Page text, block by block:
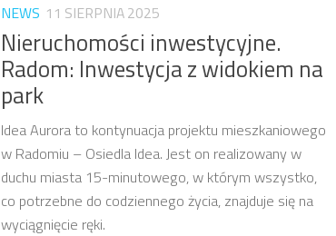
NEWS 11 SIERPNIA 2025
Nieruchomości inwestycyjne.
Radom: Inwestycja z widokiem na
park
Idea Aurora to kontynuacja projektu mieszkaniowego
w Radomiu – Osiedla Idea. Jest on realizowany w
duchu miasta 15-minutowego, w którym wszystko,
co potrzebne do codziennego życia, znajduje się na
wyciągnięcie ręki.